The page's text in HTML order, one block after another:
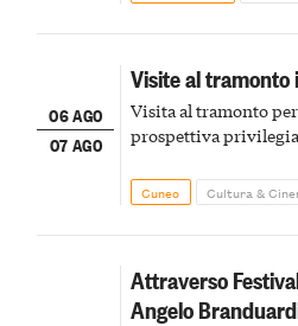
06 AGO
07 AGO
Visite al tramonto
Visita al tramonto
prospettiva
Cuneo Cultura &
Attraverso
Angelo